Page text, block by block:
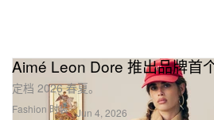
Fashion 时装
Aimé Leon Dore 推出品牌首
定档 2026 春夏。
Jun 4, 2026